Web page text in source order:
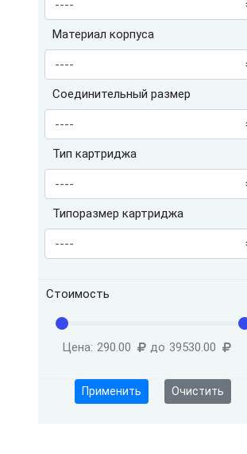
Материал корпуса
Соединительный размер
Тип картриджа
Типоразмер картриджа
Стоимость
Цена: 290.00 до 39530.00
Применить Очистить